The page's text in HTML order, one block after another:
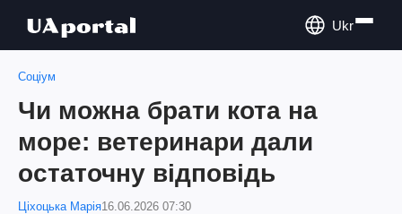
Ukr
Соціум
Чи можна брати кота на
море: ветеринари дали
остаточну відповідь
Ціхоцька Марія16.06.2026 07:30